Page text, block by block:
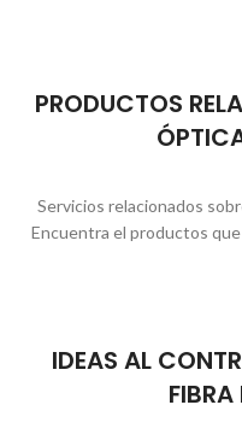
PRODUCTOS
Servicios relacionados
Encuentra el productos
IDEAS AL